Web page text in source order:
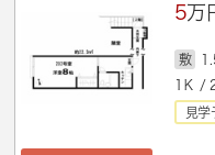
5万
敷
1Ｋ /
見学